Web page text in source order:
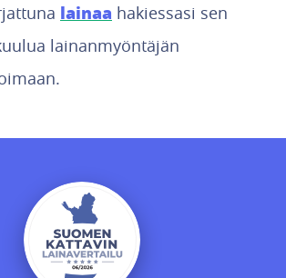
lainaa hakiessasi sen
lainanmyöntäjän